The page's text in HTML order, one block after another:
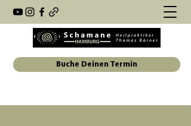
Buche Deinen Termin